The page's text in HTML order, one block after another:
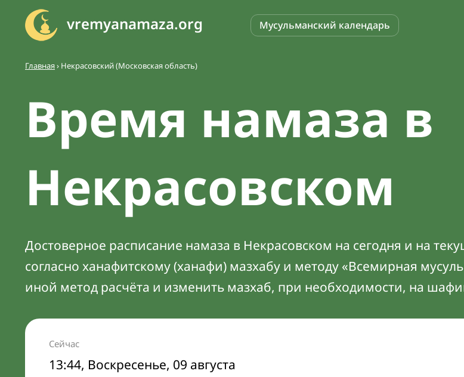
vremyanamaza.org Мусульманский календарь
Главная› Некрасовский (Московская область)
Время намаза в
Некрасовском
Достоверное расписание намаза в Некрасовском на сегодня и на
согласно ханафитскому (ханафи) мазхабу и методу «Всемирная
иной метод расчёта и изменить мазхаб, при необходимости, на
Сейчас
13:44, Воскресенье, 09 августа